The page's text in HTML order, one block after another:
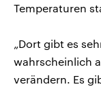
Temperaturen
„Dort gibt es
wahrscheinlich
verändern. Es